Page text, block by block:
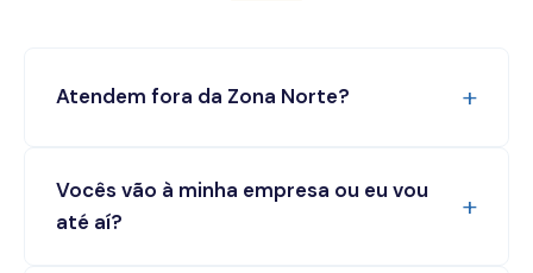
Atendem fora da Zona Norte?
Vocês vão à minha empresa ou eu vou
até aí?